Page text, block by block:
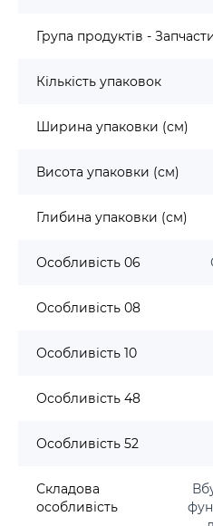
Група продуктів -
Кількість упаковок
Ширина упаковки (см)
Висота упаковки (см)
Глибина упаковки (см)
Особливість 06
Особливість 08
Особливість 10
Особливість 48
Особливість 52
Складова
особливість